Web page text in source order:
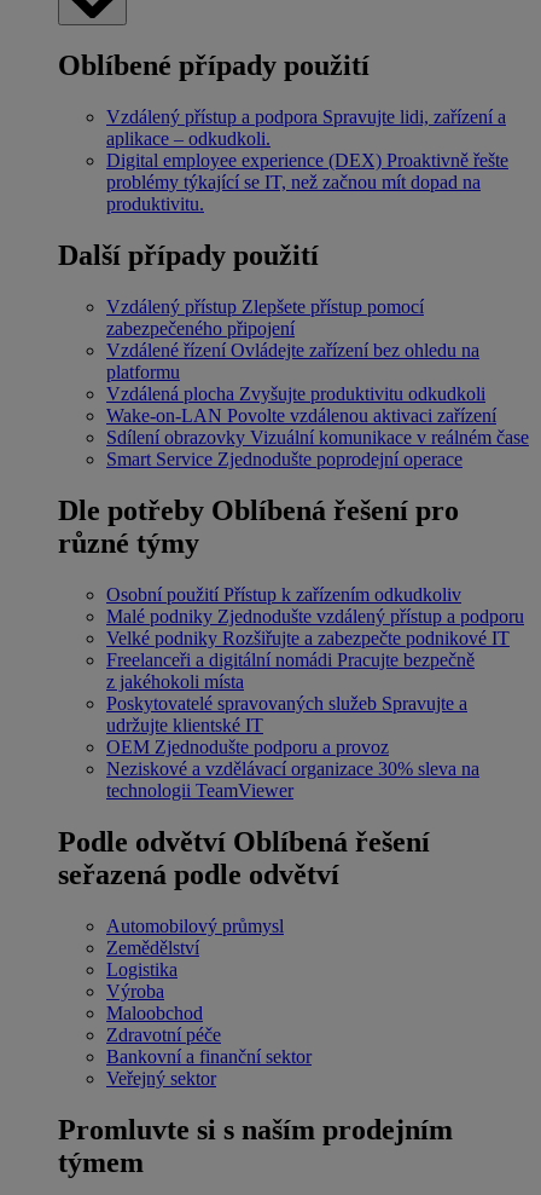
Oblíbené případy použití
Vzdálený přístup a podpora Spravujte lidi, zařízení a
aplikace – odkudkoli.
Digital employee experience (DEX) Proaktivně řešte
problémy týkající se IT, než začnou mít dopad na
produktivitu.
Další případy použití
Vzdálený přístup Zlepšete přístup pomocí
zabezpečeného připojení
Vzdálené řízení Ovládejte zařízení bez ohledu na
platformu
Vzdálená plocha Zvyšujte produktivitu odkudkoli
Wake-on-LAN Povolte vzdálenou aktivaci zařízení
Sdílení obrazovky Vizuální komunikace v reálném čase
Smart Service Zjednodušte poprodejní operace
Dle potřeby Oblíbená řešení pro
různé týmy
Osobní použití Přístup k zařízením odkudkoliv
Malé podniky Zjednodušte vzdálený přístup a podporu
Velké podniky Rozšiřujte a zabezpečte podnikové IT
Freelanceři a digitální nomádi Pracujte bezpečně
z jakéhokoli místa
Poskytovatelé spravovaných služeb Spravujte a
udržujte klientské IT
OEM Zjednodušte podporu a provoz
Neziskové a vzdělávací organizace 30% sleva na
technologii TeamViewer
Podle odvětví Oblíbená řešení
seřazená podle odvětví
Automobilový průmysl
Zemědělství
Logistika
Výroba
Maloobchod
Zdravotní péče
Bankovní a finanční sektor
Veřejný sektor
Promluvte si s naším prodejním
týmem